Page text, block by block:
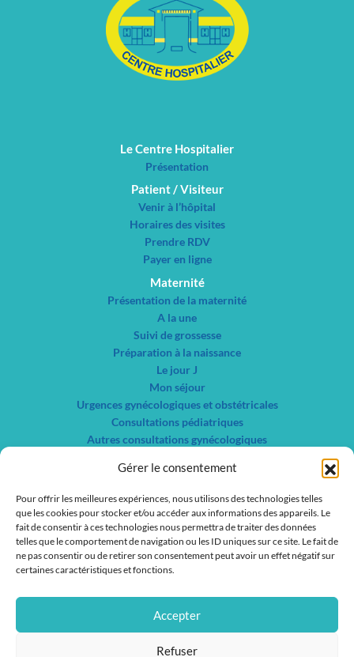
Gérer le consentement
Pour offrir les meilleures expériences, nous utilisons des technologies telles
que les cookies pour stocker et/ou accéder aux informations des appareils. Le
fait de consentir à ces technologies nous permettra de traiter des données
telles que le comportement de navigation ou les ID uniques sur ce site. Le fait de
ne pas consentir ou de retirer son consentement peut avoir un effet négatif sur
certaines caractéristiques et fonctions.
Accepter
Refuser
Le Centre Hospitalier
Présentation
Patient / Visiteur
Venir à l’hôpital
Horaires des visites
Prendre RDV
Payer en ligne
Maternité
Présentation de la maternité
A la une
Suivi de grossesse
Préparation à la naissance
Le jour J
Mon séjour
Urgences gynécologiques et obstétricales
Consultations pédiatriques
Autres consultations gynécologiques
Liste des services
Liste des médecins
Actualités
Nous contacter
IFSI / IFAS